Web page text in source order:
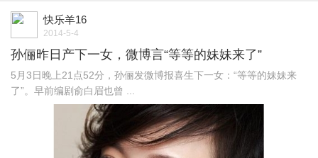
快乐羊16
2014-5-4
孙俪昨日产下一女，微博言“等等的妹妹来了”
5月3日晚上21点52分，孙俪发微博报喜生下一女：“等等的妹妹来
了”。早前编剧俞白眉也曾 ...